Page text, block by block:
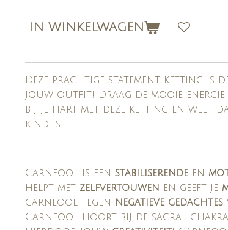
IN WINKELWAGEN
Deze prachtige statement ketting is
jouw outfit! Draag de mooie
bij je hart met deze ketting en weet
kind is!
Carneool is een stabiliserende en
helpt met zelfvertouwen en geeft je
carneool tegen negatieve gedachtes
Carneool hoort bij de sacral